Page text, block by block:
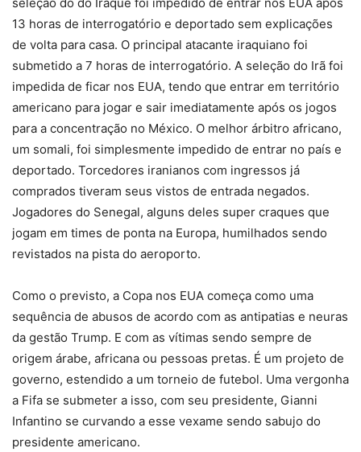
13 horas de interrogatório e deportado sem explicações
de volta para casa. O principal atacante iraquiano foi
submetido a 7 horas de interrogatório. A seleção do Irã foi
impedida de ficar nos EUA, tendo que entrar em território
americano para jogar e sair imediatamente após os jogos
para a concentração no México. O melhor árbitro africano,
um somali, foi simplesmente impedido de entrar no país e
deportado. Torcedores iranianos com ingressos já
comprados tiveram seus vistos de entrada negados.
Jogadores do Senegal, alguns deles super craques que
jogam em times de ponta na Europa, humilhados sendo
revistados na pista do aeroporto.
Como o previsto, a Copa nos EUA começa como uma
sequência de abusos de acordo com as antipatias e neuras
da gestão Trump. E com as vítimas sendo sempre de
origem árabe, africana ou pessoas pretas. É um projeto de
governo, estendido a um torneio de futebol. Uma vergonha
a Fifa se submeter a isso, com seu presidente, Gianni
Infantino se curvando a esse vexame sendo sabujo do
presidente americano.